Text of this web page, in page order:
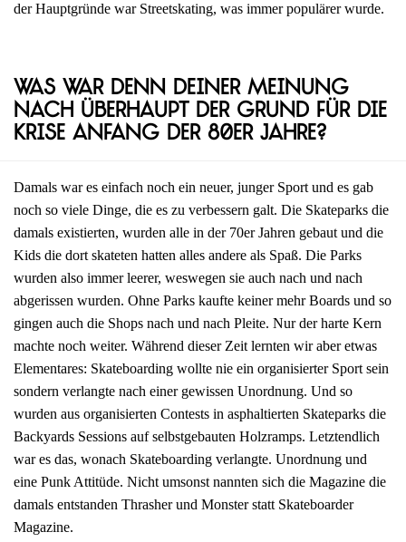
der Hauptgründe war Streetskating, was immer populärer wurde.
Was war denn deiner Meinung
nach überhaupt der Grund für die
Krise Anfang der 80er Jahre?
Damals war es einfach noch ein neuer, junger Sport und es gab
noch so viele Dinge, die es zu verbessern galt. Die Skateparks die
damals existierten, wurden alle in der 70er Jahren gebaut und die
Kids die dort skateten hatten alles andere als Spaß. Die Parks
wurden also immer leerer, weswegen sie auch nach und nach
abgerissen wurden. Ohne Parks kaufte keiner mehr Boards und so
gingen auch die Shops nach und nach Pleite. Nur der harte Kern
machte noch weiter. Während dieser Zeit lernten wir aber etwas
Elementares: Skateboarding wollte nie ein organisierter Sport sein
sondern verlangte nach einer gewissen Unordnung. Und so
wurden aus organisierten Contests in asphaltierten Skateparks die
Backyards Sessions auf selbstgebauten Holzramps. Letztendlich
war es das, wonach Skateboarding verlangte. Unordnung und
eine Punk Attitüde. Nicht umsonst nannten sich die Magazine die
damals entstanden Thrasher und Monster statt Skateboarder
Magazine.